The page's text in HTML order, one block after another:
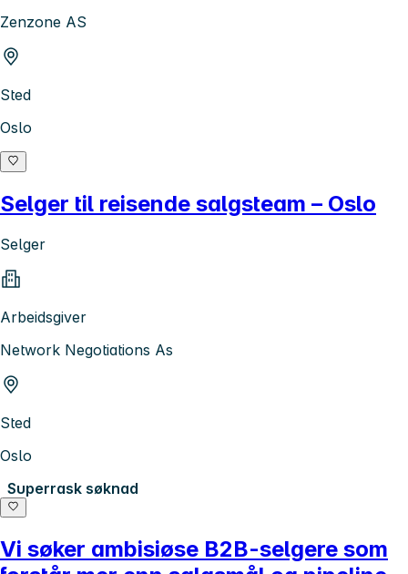
Zenzone AS
Sted
Oslo
Selger til reisende salgsteam – Oslo
Selger
Arbeidsgiver
Network Negotiations As
Sted
Oslo
Superrask søknad
Vi søker ambisiøse B2B-selgere som